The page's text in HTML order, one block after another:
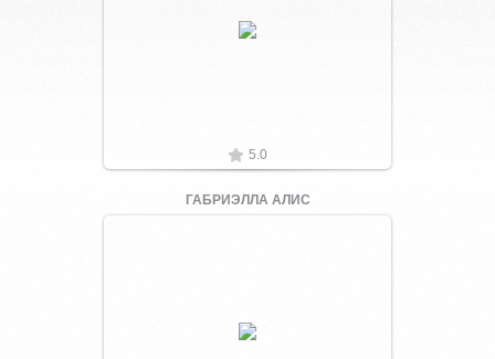
Увеличить
5.0
ГАБРИЭЛЛА АЛИС
Увеличить